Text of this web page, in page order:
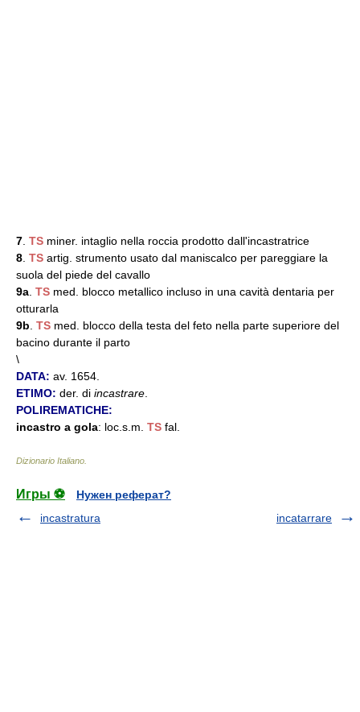
7 TS miner. intaglio nella roccia prodotto dall'incastratrice
8 TS artig. strumento usato dal maniscalco per pareggiare la
suola del piede del cavallo
9a TS med. blocco metallico incluso in una cavità dentaria per
otturarla
9b TS med. blocco della testa del feto nella parte superiore del
bacino durante il parto
\
DATA: av. 1654.
ETIMO: der. di incastrare
POLIREMATICHE:
incastro a gola: loc.s.m. TS fal.
Dizionario Italiano
Игры ⚽
Нужен реферат?
incastratura
incatarrare